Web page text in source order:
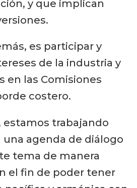
y que implican
es participar y
de la industria y
en las Comisiones
costero.
estamos trabajando
agenda de diálogo
tema de manera
el fin de poder tener